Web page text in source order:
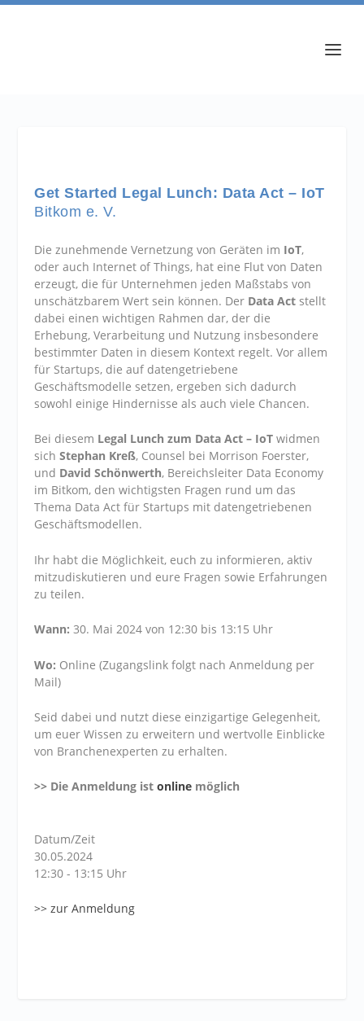
Get Started Legal Lunch: Data Act – IoT
Bitkom e. V.
Die zunehmende Vernetzung von Geräten im IoT,
oder auch Internet of Things, hat eine Flut von Daten
erzeugt, die für Unternehmen jeden Maßstabs von
unschätzbarem Wert sein können. Der Data Act stellt
dabei einen wichtigen Rahmen dar, der die
Erhebung, Verarbeitung und Nutzung insbesondere
bestimmter Daten in diesem Kontext regelt. Vor allem
für Startups, die auf datengetriebene
Geschäftsmodelle setzen, ergeben sich dadurch
sowohl einige Hindernisse als auch viele Chancen.
Bei diesem Legal Lunch zum Data Act – IoT widmen
sichStephan Kreß, Counsel bei Morrison Foerster,
und David Schönwerth, Bereichsleiter Data Economy
im Bitkom, den wichtigsten Fragen rund um das
Thema Data Act für Startups mit datengetriebenen
Geschäftsmodellen.
Ihr habt die Möglichkeit, euch zu informieren, aktiv
mitzudiskutieren und eure Fragen sowie Erfahrungen
zu teilen.
Wann: 30. Mai 2024 von 12:30 bis 13:15 Uhr
Wo: Online (Zugangslink folgt nach Anmeldung per
Mail)
Seid dabei und nutzt diese einzigartige Gelegenheit,
um euer Wissen zu erweitern und wertvolle Einblicke
von Branchenexperten zu erhalten.
>> Die Anmeldung istonline möglich
Datum/Zeit
30.05.2024
12:30 - 13:15 Uhr
>> zur Anmeldung